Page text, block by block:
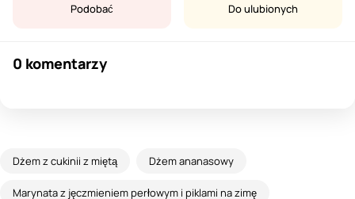
Podobać Do ulubionych
0 komentarzy
Dżem z cukinii z miętą Dżem ananasowy
Marynata z jęczmieniem perłowym i piklami na zimę